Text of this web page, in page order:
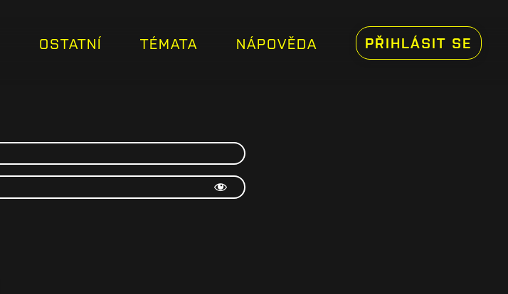
OSTATNÍ TÉMATA NÁPOVĚDA PŘIHLÁSIT SE